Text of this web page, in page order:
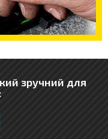
зручний для